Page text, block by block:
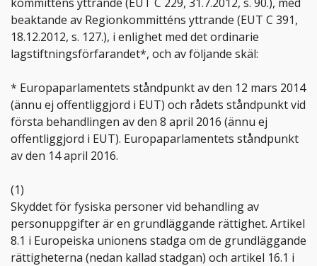
beaktande av Regionkommitténs yttrande (EUT C 391,
18.12.2012, s. 127.), i enlighet med det ordinarie
lagstiftningsförfarandet*, och av följande skäl:
* Europaparlamentets ståndpunkt av den 12 mars 2014
(ännu ej offentliggjord i EUT) och rådets ståndpunkt vid
första behandlingen av den 8 april 2016 (ännu ej
offentliggjord i EUT). Europaparlamentets ståndpunkt
av den 14 april 2016.
(1)
Skyddet för fysiska personer vid behandling av
personuppgifter är en grundläggande rättighet. Artikel
8.1 i Europeiska unionens stadga om de grundläggande
rättigheterna (nedan kallad stadgan) och artikel 16.1 i